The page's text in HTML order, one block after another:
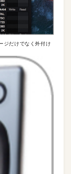
ジだけでなく外付け